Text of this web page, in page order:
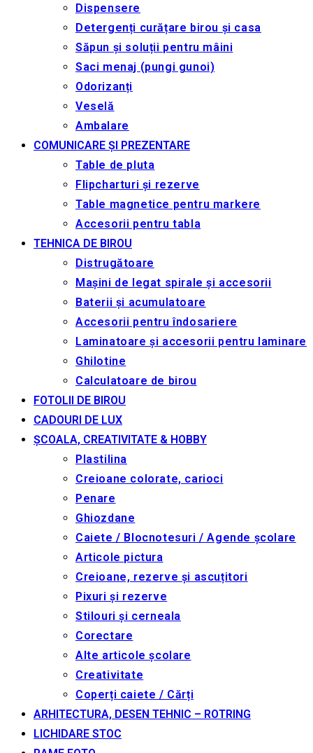
Dispensere
Detergenți curățare birou și casa
Săpun și soluții pentru mâini
Saci menaj (pungi gunoi)
Odorizanți
Veselă
Ambalare
COMUNICARE ȘI PREZENTARE
Table de pluta
Flipcharturi și rezerve
Table magnetice pentru markere
Accesorii pentru tabla
TEHNICA DE BIROU
Distrugătoare
Mașini de legat spirale și accesorii
Baterii și acumulatoare
Accesorii pentru îndosariere
Laminatoare și accesorii pentru laminare
Ghilotine
Calculatoare de birou
FOTOLII DE BIROU
CADOURI DE LUX
ȘCOALA, CREATIVITATE & HOBBY
Plastilina
Creioane colorate, carioci
Penare
Ghiozdane
Caiete / Blocnotesuri / Agende școlare
Articole pictura
Creioane, rezerve și ascuțitori
Pixuri și rezerve
Stilouri și cerneala
Corectare
Alte articole școlare
Creativitate
Coperți caiete / Cărți
ARHITECTURA, DESEN TEHNIC – ROTRING
LICHIDARE STOC